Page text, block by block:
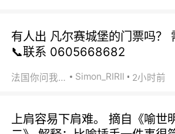
有人出 凡尔赛城堡的门票吗？
📞联系 0605668682
法国你问我答 Simon_RIRIl 2小时前
上肩容易下肩难。 摘自《喻世